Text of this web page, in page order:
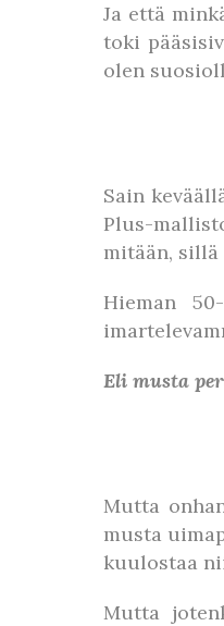
Ja että
toki
olen
Sain
Plus-
mitään,
Hieman
Eli musta
Mutta
musta
kuulostaa
Mutta